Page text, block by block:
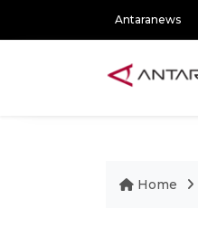
Antaranews
Home